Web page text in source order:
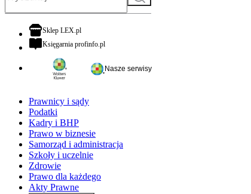
Sklep LEX.plotwiera się w nowej karcie
Księgarnia profinfo.plotwiera się w nowej karcie
Nasze serwisy
Prawnicy i sądy
Podatki
Kadry i BHP
Prawo w biznesie
Samorząd i administracja
Szkoły i uczelnie
Zdrowie
Prawo dla każdego
Akty Prawne